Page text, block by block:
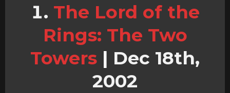
The Lord of the
Rings: The Two
Towers | Dec 18th,
2002